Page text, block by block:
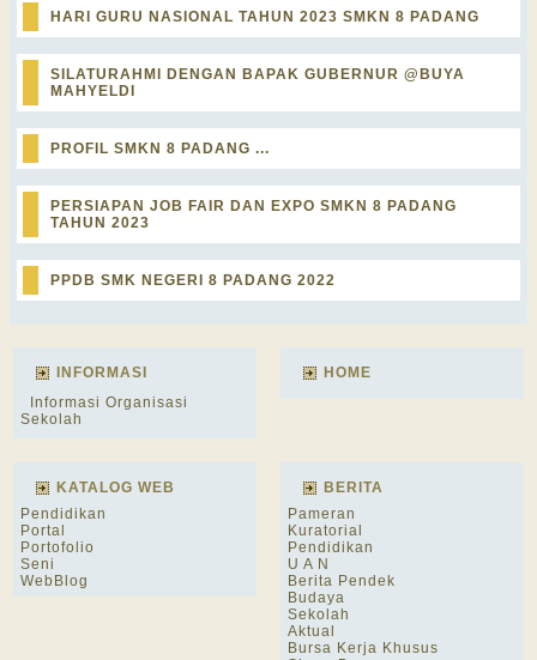
HARI GURU NASIONAL TAHUN 2023 SMKN 8 PADANG
SILATURAHMI DENGAN BAPAK GUBERNUR @BUYA
MAHYELDI
PROFIL SMKN 8 PADANG ...
PERSIAPAN JOB FAIR DAN EXPO SMKN 8 PADANG
TAHUN 2023
PPDB SMK NEGERI 8 PADANG 2022
INFORMASI
Informasi Organisasi
Sekolah
HOME
KATALOG WEB
Pendidikan
Portal
Portofolio
Seni
WebBlog
BERITA
Pameran
Kuratorial
Pendidikan
U A N
Berita Pendek
Budaya
Sekolah
Aktual
Bursa Kerja Khusus